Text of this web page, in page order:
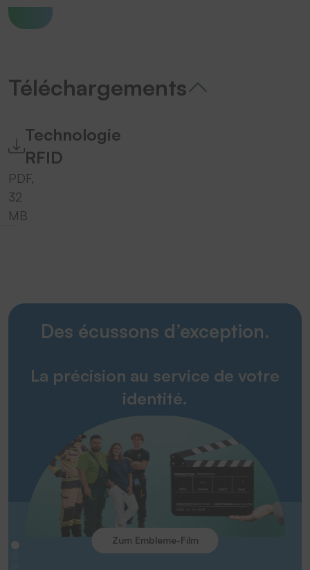
Téléchargements
Technologie
RFID
PDF,
32
MB
Des écussons d’exception.
La précision au service de votre
identité.
Zum Embleme-Film